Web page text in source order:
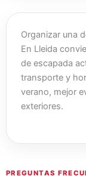
Organizar una
En Lleida
de escapada
transporte y
verano, mejor
exteriores.
PREGUNTAS